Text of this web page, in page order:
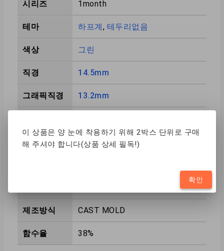
시리즈 1month
테마 하프계, 테두리없음
색상 그린
직경 14.5mm
그래픽직경 13.2mm
내용물 1BOX 1SHEET
제조방식 CAST MOLD
함수율 38%
이 상품은 양 눈에 착용하기 위해 2박스 단위로 구매
해 주셔야 합니다(상품 상세 필독!)
확인